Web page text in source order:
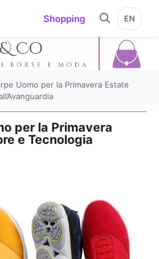
Shopping EN
Uomo per la Primavera Estate
per la Primavera
e Tecnologia